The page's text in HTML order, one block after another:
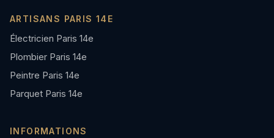
ARTISANS PARIS 14E
Électricien Paris 14e
Plombier Paris 14e
Peintre Paris 14e
Parquet Paris 14e
INFORMATIONS